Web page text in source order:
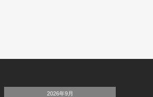
2026年9月